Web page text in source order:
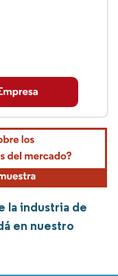
la industria de
en nuestro